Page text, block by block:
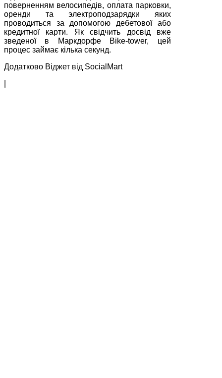
поверненням велосипедів, оплата парковки,
оренди та электроподзарядки яких
проводиться за допомогою дебетової або
кредитної карти. Як свідчить досвід вже
зведеної в Маркдорфе Bike-tower, цей
процес займає кілька секунд.
Додатково Віджет від SocialMart